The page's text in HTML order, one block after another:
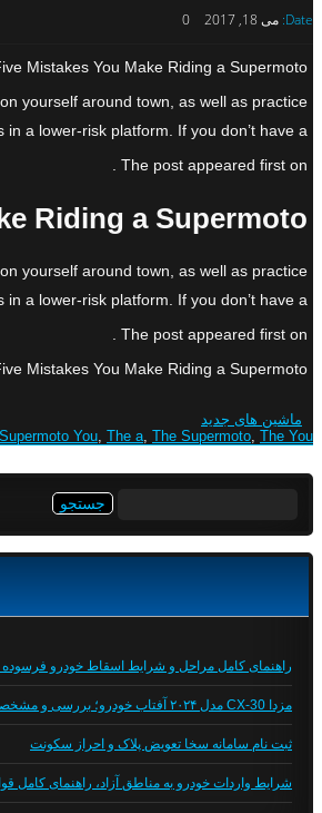
Date: می 18, 2017 0
Mistakes You Make Riding a Supermoto
yourself around town, as well as practice
a lower-risk platform. If you don’t have a […]
The post appeared first on .
Riding a Supermoto
yourself around town, as well as practice
a lower-risk platform. If you don’t have a […]
The post appeared first on .
Mistakes You Make Riding a Supermoto
ماشین های جدید
Supermoto You, The a, The Supermoto, The You
راهنمای کامل مراحل و شرایط اسقاط خودرو فرسوده (14 مرداد
مزدا CX-30 مدل ۲۰۲۴ آفتاب خودرو؛ بررسی و مشخصات فنی
ثبت نام سامانه سخا تعویض پلاک و احراز سکونت
شرایط واردات خودرو به مناطق آزاد، راهنمای کامل